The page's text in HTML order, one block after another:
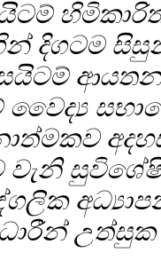
දිගටම
වැනි